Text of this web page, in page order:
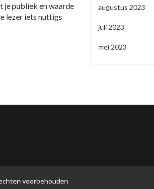
je publiek en waarde
lezer iets nuttigs
augustus 2023
juli 2023
mei 2023
voorbehouden